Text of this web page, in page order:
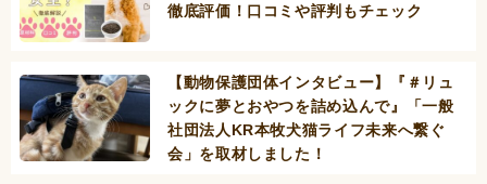
徹底評価！口コミや評判もチェック
【動物保護団体インタビュー】『＃リュ
ックに夢とおやつを詰め込んで』「一般
社団法人KR本牧犬猫ライフ未来へ繋ぐ
会」を取材しました！